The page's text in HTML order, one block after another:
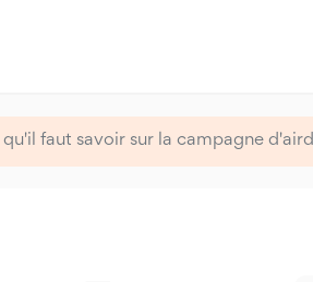
faut savoir sur la campagne